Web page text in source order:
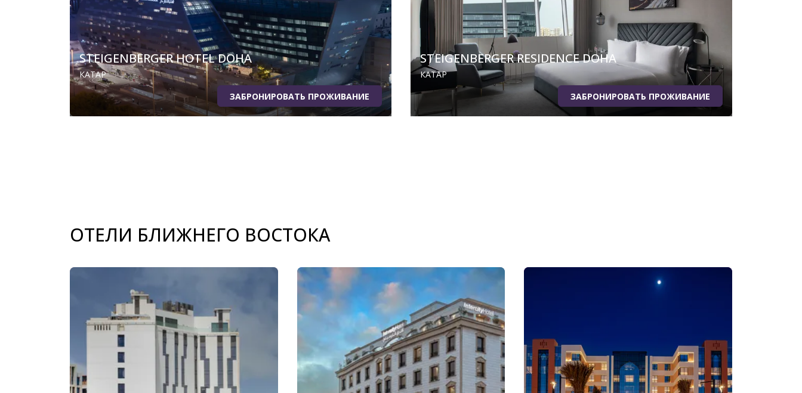
STEIGENBERGER HOTEL DOHA
КАТАР
ЗАБРОНИРОВАТЬ ПРОЖИВАНИЕ
STEIGENBERGER RESIDENCE DOHA
КАТАР
ЗАБРОНИРОВАТЬ ПРОЖИВАНИЕ
ОТЕЛИ БЛИЖНЕГО ВОСТОКА